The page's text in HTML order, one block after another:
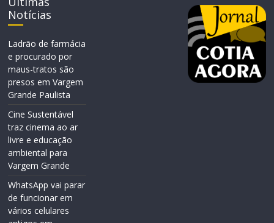
Notícias
Ladrão de farmácia
e procurado por
maus-tratos são
presos em Vargem
Grande Paulista
Cine Sustentável
traz cinema ao ar
livre e educação
ambiental para
Vargem Grande
WhatsApp vai parar
de funcionar em
vários celulares